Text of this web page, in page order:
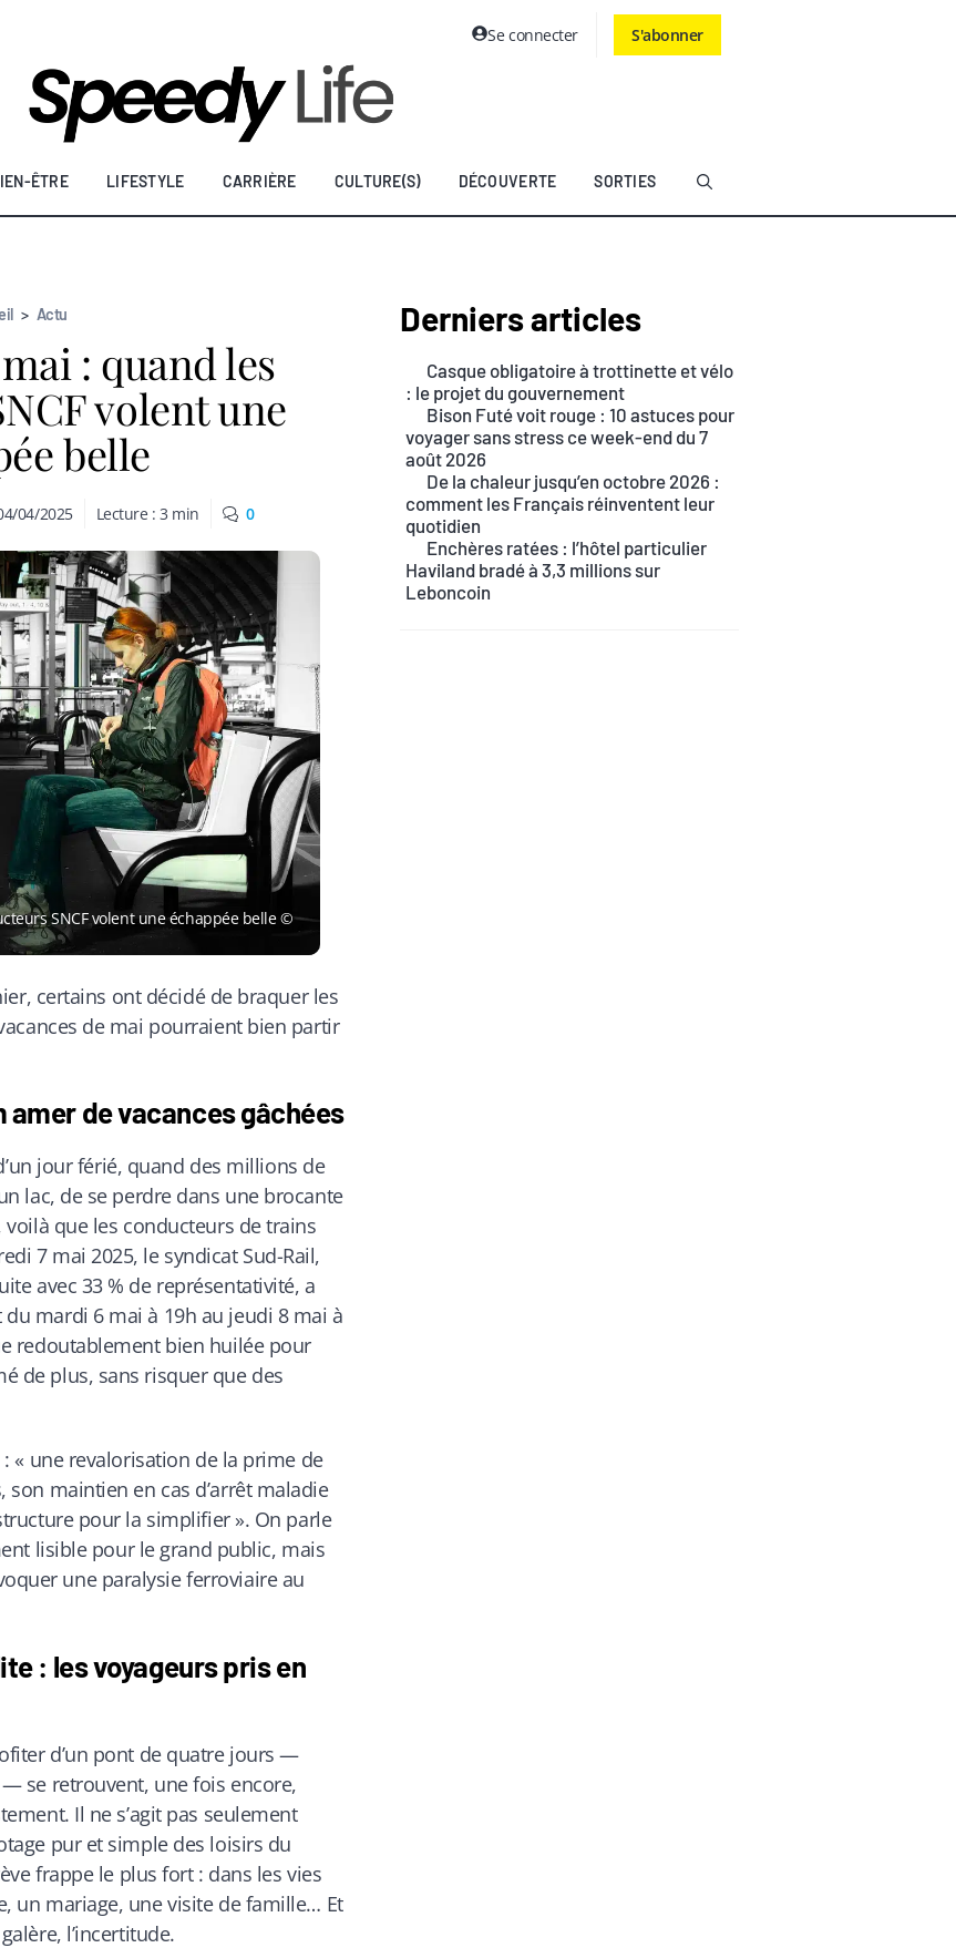
Se connecter S'abonner
ÊTRE LIFESTYLE CARRIÈRE CULTURE(S) DÉCOUVERTE SORTIES
> Actu
: quand les
volent une
belle
04/2025 Lecture :3 min 0
SNCF volent une échappée belle ©
certains ont décidé de braquer les
de mai pourraient bien partir
amer de vacances gâchées
jour férié, quand des millions de
lac, de se perdre dans une brocante
que les conducteurs de trains
7 mai 2025, le syndicat Sud-Rail,
avec 33 % de représentativité, a
mardi 6 mai à 19h au jeudi 8 mai à
redoutablement bien huilée pour
de plus, sans risquer que des
« une revalorisation de la prime de
maintien en cas d’arrêt maladie
pour la simplifier ». On parle
lisible pour le grand public, mais
une paralysie ferroviaire au
: les voyageurs pris en
d’un pont de quatre jours —
se retrouvent, une fois encore,
Il ne s’agit pas seulement
pur et simple des loisirs du
frappe le plus fort : dans les vies
un mariage, une visite de famille… Et
l’incertitude.
Derniers articles
Casque obligatoire à trottinette et vélo
: le projet du gouvernement
Bison Futé voit rouge : 10 astuces pour
voyager sans stress ce week-end du 7
août 2026
De la chaleur jusqu’en octobre 2026 :
comment les Français réinventent leur
quotidien
Enchères ratées : l’hôtel particulier
Haviland bradé à 3,3 millions sur
Leboncoin